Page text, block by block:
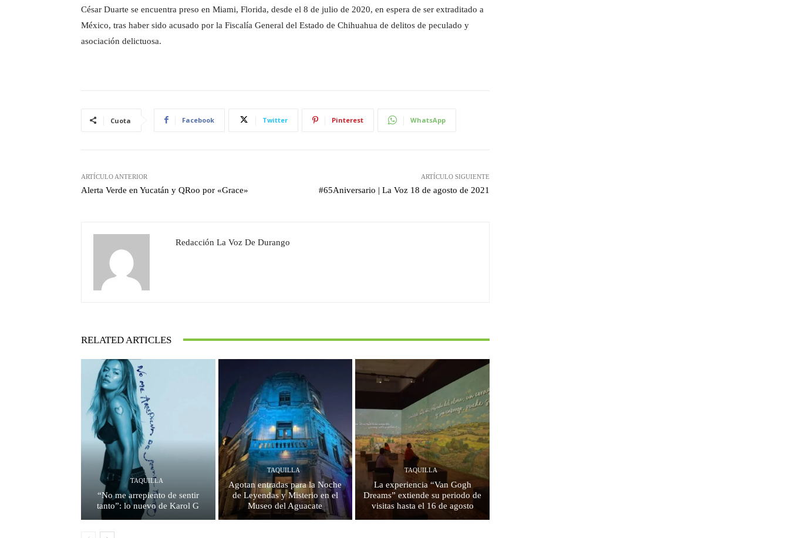
César Duarte se encuentra preso en Miami, Florida, desde el 8 de julio de 2020, en espera de ser extraditado a
México, tras haber sido acusado por la Fiscalía General del Estado de Chihuahua de delitos de peculado y
asociación delictuosa.
Cuota Facebook Twitter Pinterest WhatsApp
ARTÍCULO ANTERIOR
Alerta Verde en Yucatán y QRoo por «Grace»
ARTÍCULO SIGUIENTE
#65Aniversario | La Voz 18 de agosto de 2021
Redacción La Voz De Durango
RELATED ARTICLES
TAQUILLA
“No me arrepiento de sentir
tanto”: lo nuevo de Karol G
TAQUILLA
Agotan entradas para la Noche
de Leyendas y Misterio en el
Museo del Aguacate
TAQUILLA
La experiencia “Van Gogh
Dreams” extiende su periodo de
visitas hasta el 16 de agosto